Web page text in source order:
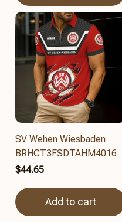
SV Wehen Wiesbaden
BRHCT3FSDTAHM4016
$44.65
Add to cart